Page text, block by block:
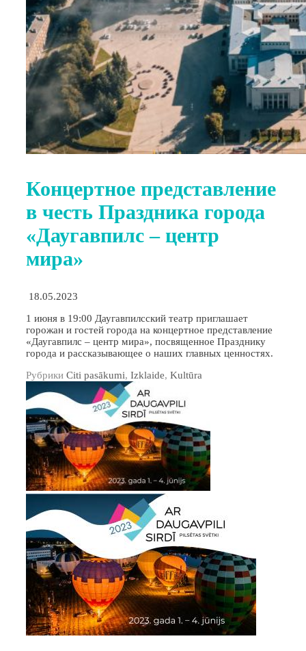
Концертное представление
в честь Праздника города
«Даугавпилс – центр
мира»
18.05.2023
1 июня в 19:00 Даугавпилсский театр приглашает
горожан и гостей города на концертное представление
«Даугавпилс – центр мира», посвященное Празднику
города и рассказывающее о наших главных ценностях.
Рубрики Citi pasākumi, Izklaide, Kultūra